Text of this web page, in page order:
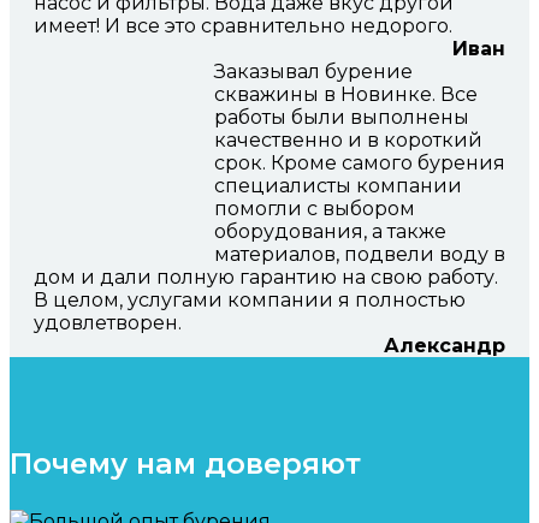
имеет! И все это сравнительно недорого.
Иван
Заказывал бурение
скважины в Новинке. Все
работы были выполнены
качественно и в короткий
срок. Кроме самого бурения
специалисты компании
помогли с выбором
оборудования, а также
материалов, подвели воду в
дом и дали полную гарантию на свою работу.
В целом, услугами компании я полностью
удовлетворен.
Александр
Почему нам доверяют